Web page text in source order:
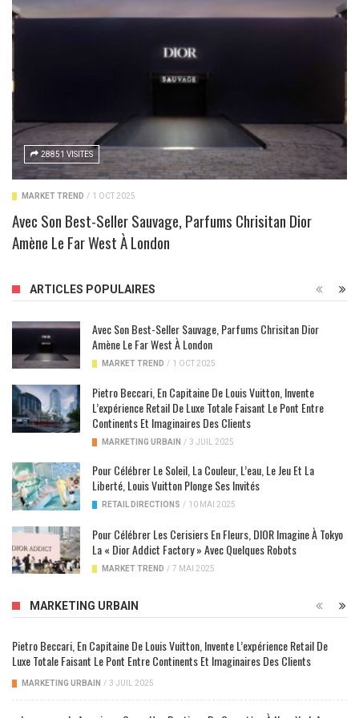
28851 VISITES
MARKET TREND / 1 OCT 2025
Avec Son Best-Seller Sauvage, Parfums Chrisitan Dior
Amène Le Far West À London
ARTICLES POPULAIRES
Avec Son Best-Seller Sauvage, Parfums Chrisitan Dior
Amène Le Far West À London
MARKET TREND / 1 OCT 2025
Pietro Beccari, En Capitaine De Louis Vuitton, Invente
L’expérience Retail De Luxe Totale Faisant Le Pont Entre
Continents Et Imaginaires Des Clients
MARKETING URBAIN / 3 JUIL 2025
Pour Célébrer Le Soleil, La Couleur, L’eau, Le Jeu Et La
Liberté, Louis Vuitton Plonge Ses Invités
RETAIL DIRECTIONS / 10 MAI 2025
Pour Célébrer Les Cerisiers En Fleurs, DIOR Imagine À Tokyo
La « Dior Addict Factory » Avec Quelques Robots
MARKET TREND / 7 MAI 2025
MARKETING URBAIN
Pietro Beccari, En Capitaine De Louis Vuitton, Invente L’expérience Retail De
Luxe Totale Faisant Le Pont Entre Continents Et Imaginaires Des Clients
MARKETING URBAIN / 3 JUIL 2025